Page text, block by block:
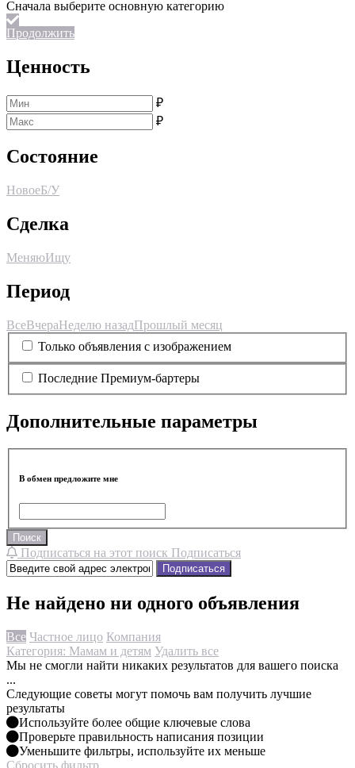
Продолжить
Ценность
₽
₽
Состояние
НовоеБ/У
Сделка
МеняюИщу
Период
ВсеВчераНеделю назадПрошлый месяц
Только объявления с изображением
Последние Премиум-бартеры
Дополнительные параметры
В обмен предложите мне
Поиск
Подписаться на этот поиск Подписаться
Подписаться
Не найдено ни одного объявления
Все Частное лицо Компания
Категория: Мамам и детям Удалить все
Мы не смогли найти никаких результатов для вашего поиска
...
Следующие советы могут помочь вам получить лучшие
результаты
Используйте более общие ключевые слова
Проверьте правильность написания позиции
Уменьшите фильтры, используйте их меньше
Сбросить фильтр